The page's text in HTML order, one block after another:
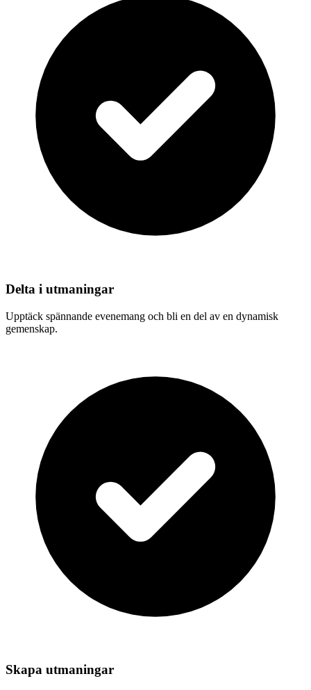
Delta i utmaningar
Upptäck spännande evenemang och bli en del av en dynamisk
gemenskap.
Skapa utmaningar